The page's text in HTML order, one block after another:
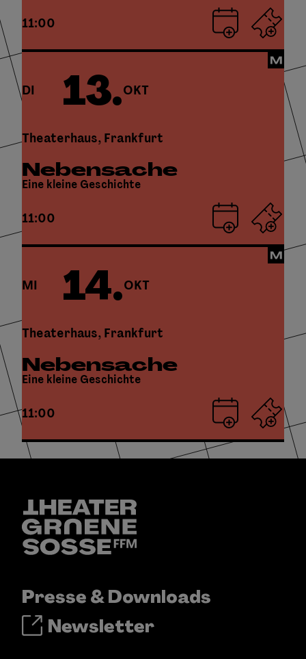
11:00
DI 13.OKT
11:00
Nebensache
Eine kleine Geschichte
Theaterhaus, Frankfurt
MI 14.OKT
11:00
Nebensache
Eine kleine Geschichte
Theaterhaus, Frankfurt
Presse & Downloads
Newsletter